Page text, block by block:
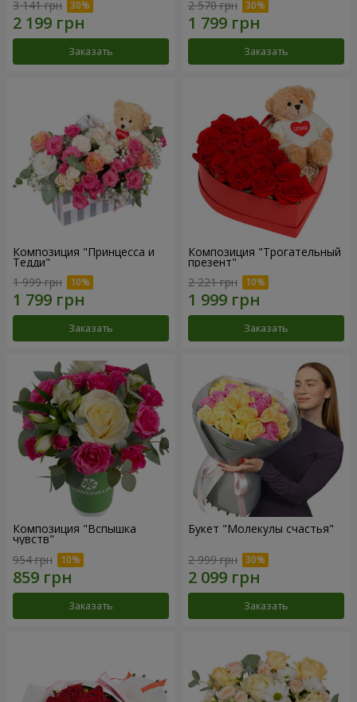
3 141 грн
Заказать
2 570 грн
Заказать
Композиция "Принцесса и
Тедди"
1 999 грн
Заказать
Композиция "Трогательный
презент"
2 221 грн
Заказать
Композиция "Вспышка
чувств"
954 грн
Заказать
Букет "Молекулы счастья"
2 999 грн
Заказать